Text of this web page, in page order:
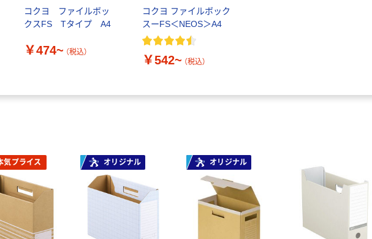
コクヨ ファイルボッ
クスFS Tタイプ A4
￥474~ （税込）
コクヨ ファイルボック
スーFS＜NEOS＞A4
￥542~ （税込）
気プライス オリジナル オリジナル